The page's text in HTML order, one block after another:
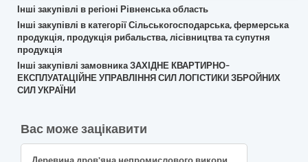
Інші закупівлі в регіоні Рівненська область
Інші закупівлі в категорії Сільськогосподарська, фермерська
продукція, продукція рибальства, лісівництва та супутня
продукція
Інші закупівлі замовника ЗАХІДНЕ КВАРТИРНО-
ЕКСПЛУАТАЦІЙНЕ УПРАВЛІННЯ СИЛ ЛОГІСТИКИ ЗБРОЙНИХ
СИЛ УКРАЇНИ
Вас може зацікавити